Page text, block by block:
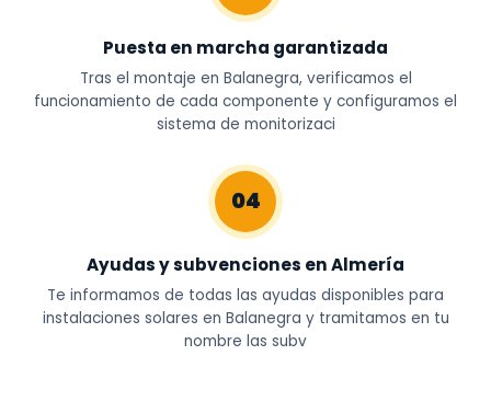
Puesta en marcha garantizada
Tras el montaje en Balanegra, verificamos el
funcionamiento de cada componente y configuramos el
sistema de monitorizaci
04
Ayudas y subvenciones en Almería
Te informamos de todas las ayudas disponibles para
instalaciones solares en Balanegra y tramitamos en tu
nombre las subv